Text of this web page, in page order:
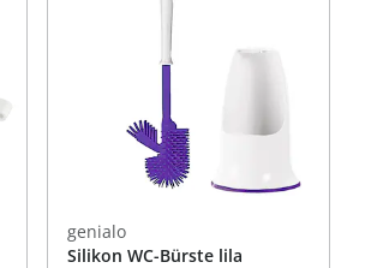
genialo
Silikon WC-Bürste lila